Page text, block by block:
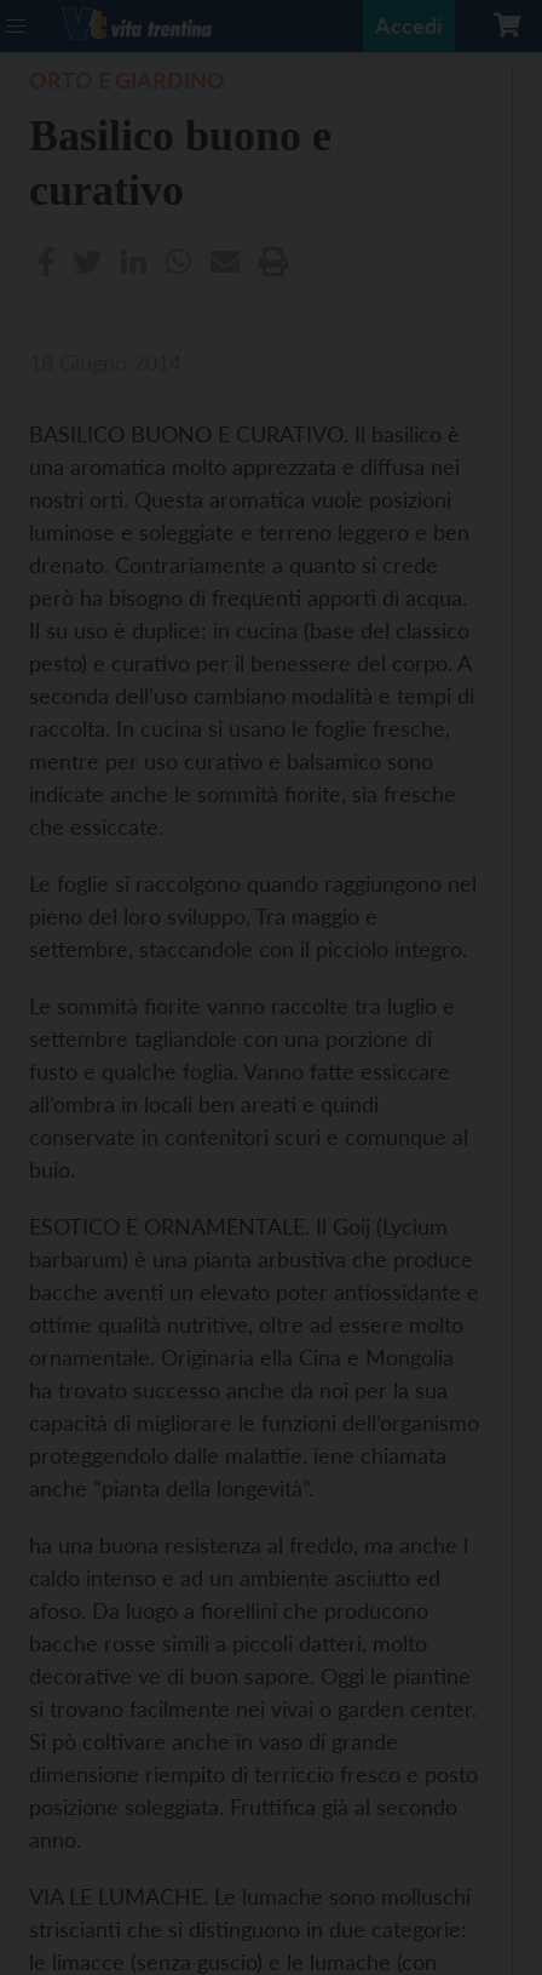
Accedi
Basilico buono e
curativo
BASILICO BUONO E CURATIVO. Il basilico è
una aromatica molto apprezzata e diffusa nei
nostri orti. Questa aromatica vuole posizioni
luminose e soleggiate e terreno leggero e ben
drenato. Contrariamente a quanto si crede
però ha bisogno di frequenti apporti di acqua.
Il su uso è duplice: in cucina (base del classico
pesto) e curativo per il benessere del corpo. A
seconda dell’uso cambiano modalità e tempi di
raccolta. In cucina si usano le foglie fresche,
mentre per uso curativo e balsamico sono
indicate anche le sommità fiorite, sia fresche
che essiccate.
Le foglie si raccolgono quando raggiungono nel
pieno del loro sviluppo, Tra maggio e
settembre, staccandole con il picciolo integro.
Le sommità fiorite vanno raccolte tra luglio e
settembre tagliandole con una porzione di
fusto e qualche foglia. Vanno fatte essiccare
all’ombra in locali ben areati e quindi
conservate in contenitori scuri e comunque al
buio.
ESOTICO E ORNAMENTALE. Il Goij (Lycium
barbarum) è una pianta arbustiva che produce
bacche aventi un elevato poter antiossidante e
ottime qualità nutritive, oltre ad essere molto
ornamentale. Originaria ella Cina e Mongolia
ha trovato successo anche da noi per la sua
capacità di migliorare le funzioni dell’organismo
proteggendolo dalle malattie. iene chiamata
anche “pianta della longevità”.
ha una buona resistenza al freddo, ma anche l
caldo intenso e ad un ambiente asciutto ed
afoso. Da luogo a fiorellini che producono
bacche rosse simili a piccoli datteri, molto
decorative ve di buon sapore. Oggi le piantine
si trovano facilmente nei vivai o garden center.
Si pò coltivare anche in vaso di grande
dimensione riempito di terriccio fresco e posto
posizione soleggiata. Fruttifica già al secondo
anno.
VIA LE LUMACHE. Le lumache sono molluschi
striscianti che si distinguono in due categorie:
le limacce (senza guscio) e le lumache (con